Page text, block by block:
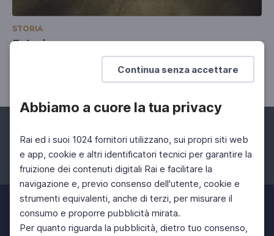
Continua senza accettare
Abbiamo a cuore la tua privacy
Rai ed i suoi 1024 fornitori utilizzano, sui propri siti web
e app, cookie e altri identificatori tecnici per garantire la
fruizione dei contenuti digitali Rai e facilitare la
navigazione e, previo consenso dell'utente, cookie e
strumenti equivalenti, anche di terzi, per misurare il
consumo e proporre pubblicità mirata.
Per quanto riguarda la pubblicità, dietro tuo consenso,
STORIA
E-Archeo
Parchi archeologici in Italia
Facebook Instagram Twitter